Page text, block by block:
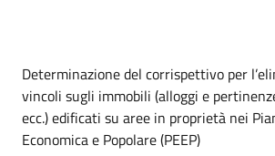
Dettagli
Determinazione del corrispettivo per
vincoli sugli immobili (alloggi e
ecc.) edificati su aree in proprietà nei
Economica e Popolare (PEEP)